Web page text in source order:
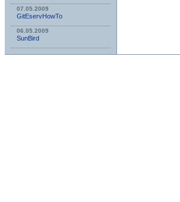
07.05.2009
GitEservHowTo
06.05.2009
SunBird